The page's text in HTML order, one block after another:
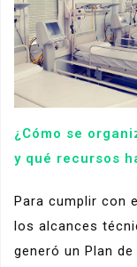
¿Cómo se
y qué recursos
Para cumplir con
los alcances
generó un Plan